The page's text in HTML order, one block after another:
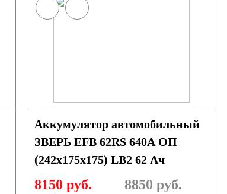
Аккумулятор автомобильный
ЗВЕРЬ EFB 62RS 640A ОП
(242x175x175) LB2 62 Ач
8150 руб. 8850 руб.